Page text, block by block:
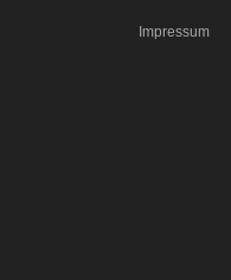
Impressum